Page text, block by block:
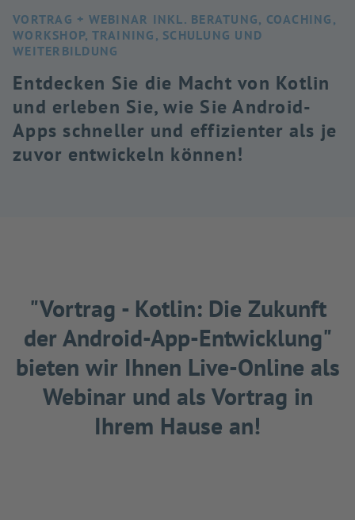
VORTRAG + WEBINAR INKL. BERATUNG, COACHING,
WORKSHOP, TRAINING, SCHULUNG UND
WEITERBILDUNG
Entdecken Sie die Macht von Kotlin
und erleben Sie, wie Sie Android-
Apps schneller und effizienter als je
zuvor entwickeln können!
"Vortrag - Kotlin: Die Zukunft
der Android-App-Entwicklung"
bieten wir Ihnen Live-Online als
Webinar und als Vortrag in
Ihrem Hause an!